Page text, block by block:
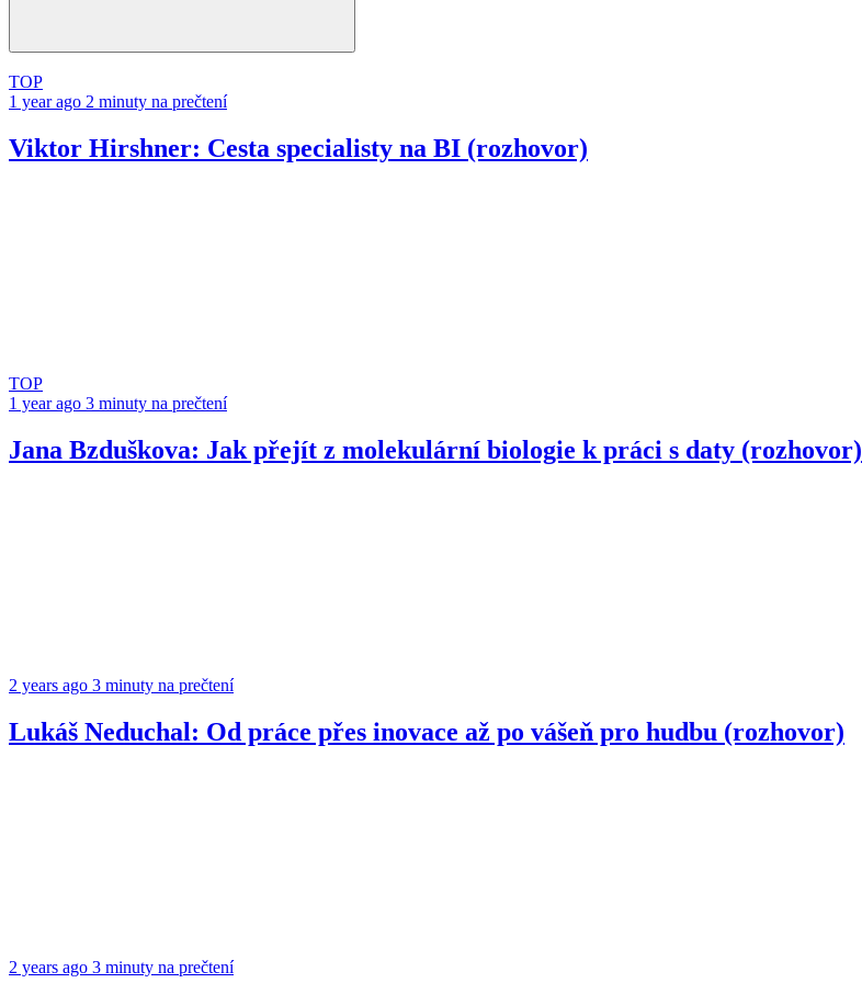
TOP
1 year ago 2 minuty na prečtení
Viktor Hirshner: Cesta specialisty na BI (rozhovor)
TOP
1 year ago 3 minuty na prečtení
Jana Bzduškova: Jak přejít z molekulární biologie k práci s daty (rozhovor)
2 years ago 3 minuty na prečtení
Lukáš Neduchal: Od práce přes inovace až po vášeň pro hudbu (rozhovor)
2 years ago 3 minuty na prečtení